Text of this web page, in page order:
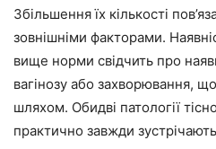
Збільшення їх кількості
зовнішніми факторами.
вище норми свідчить про
вагінозу або захворювання,
шляхом. Обидві патології
практично завжди